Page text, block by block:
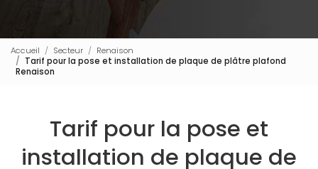
Accueil Secteur
Renaison
Tarif pour la pose et installation de plaque de plâtre plafond
Renaison
Tarif pour la pose et
installation de plaque de